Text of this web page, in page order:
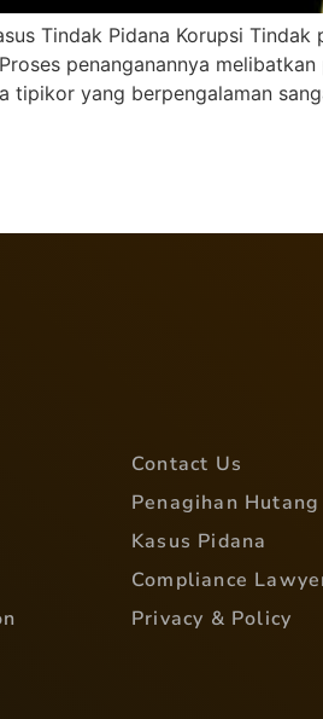
Tindak Pidana Korupsi
penanganannya
yang berpengalaman
Contact Us
Penagihan Hutang
Kasus Pidana
Compliance
Privacy & Policy